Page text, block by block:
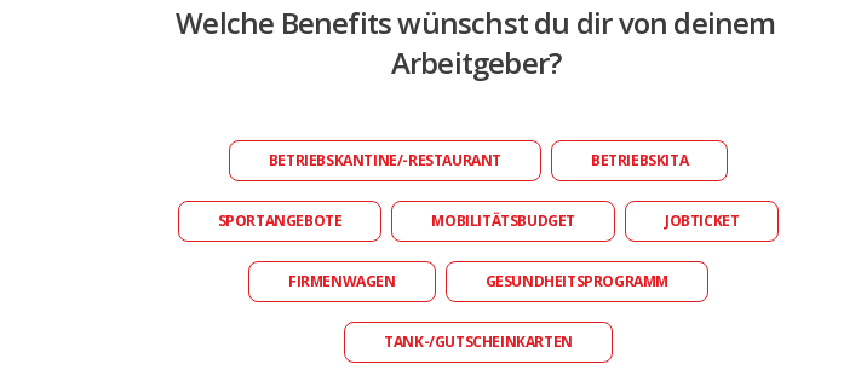
Welche Benefits wünschst du dir von deinem
Arbeitgeber?
BETRIEBSKANTINE/-RESTAURANT BETRIEBSKITA
SPORTANGEBOTE MOBILITÄTSBUDGET JOBTICKET
FIRMENWAGEN GESUNDHEITSPROGRAMM
TANK-/GUTSCHEINKARTEN